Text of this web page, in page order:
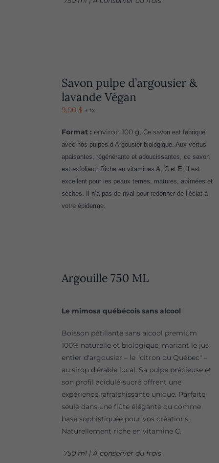
Savon pulpe d’argousier &
lavande Végan
9,00 $ + tx
Format : environ 100 g. Ce savon est fabriqué
avec nos pulpes d’Argousier biologique. Aux vertus
apaisantes, régénérante et adoucissantes, ce savon
est exfoliant. Riche en vitamines A, C et E, il est
excellent pour les peaux ternes, matures, abîmées et
sèches. Il n’a pas de rival pour redonner de l’éclat à
votre épiderme.
Argouille 750 ML
Le mimosa québécois sans alcool
Boisson pétillante sans alcool premium
100% naturelle et biologique, mariant le jus
entier d'argousier – le "citron du Québec" –
au sirop d'érable local. Sa pulpe précieuse et
son profil acidulé-sucré offrent une
expérience rafraîchissante unique. Parfaite
seule dans une flûte élégante ou comme
base sophistiquée pour vos créations.
Naturellement riche en vitamine C.
750 ml | À conserver au frais